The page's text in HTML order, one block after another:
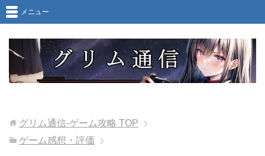
メニュー
グリム通信-ゲーム攻略 TOP
ゲーム感想・評価